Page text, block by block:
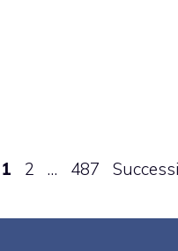
Pagina
1 Pagina
2 … Pagina
487